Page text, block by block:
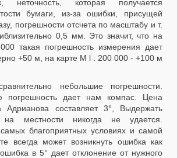
неточность, которая получается
бумаги, из-за ошибки, присущей
погрешности отсчета по масштабу и т.
0,5 мм. Это значит, что на
такая погрешность измерения дает
+50 м, на карте M l : 200 000 - +100 м
небольшие погрешности.
погрешность дает нам компас. Цена
Адрианова составляет 3°, Выдержать
на местности никогда не удается.
благоприятных условиях и самой
всегда может возникнуть ошибка как
в 5° дает отклонение от нужного